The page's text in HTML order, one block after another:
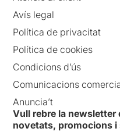
Avís legal
Política de privacitat
Política de cookies
Condicions d’ús
Comunicacions
Anuncia’t
Vull rebre la newsletter
novetats, promocions i